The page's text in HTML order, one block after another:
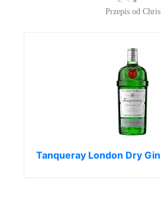
Przepis od Chris
Tanqueray London Dry Gin